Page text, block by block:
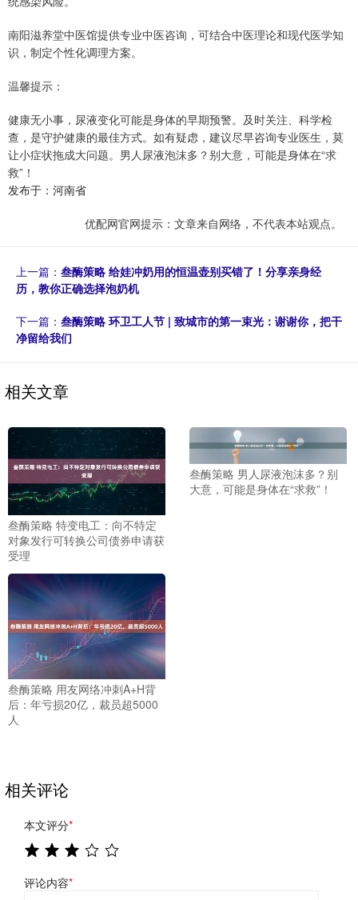
南阳滋养堂中医馆提供专业中医咨询，可结合中医理论和现代医学知
识，制定个性化调理方案。
温馨提示：
健康无小事，尿液变化可能是身体的早期预警。及时关注、科学检
查，是守护健康的最佳方式。如有疑虑，建议尽早咨询专业医生，莫
让小症状拖成大问题。男人尿液泡沫多？别大意，可能是身体在“求
救”！
发布于：河南省
优配网官网提示：文章来自网络，不代表本站观点。
上一篇： 叁酶策略 给娃冲奶用的恒温壶别买错了！分享亲身经
历，教你正确选择泡奶机
下一篇： 叁酶策略 环卫工人节 | 致城市的第一束光：谢谢你，把干
净留给我们
相关文章
叁酶策略 特变电工：向不特定
对象发行可转换公司债券申请获
受理
叁酶策略 男人尿液泡沫多？别
大意，可能是身体在“求救”！
叁酶策略 用友网络冲刺A+H背
后：年亏损20亿，裁员超5000
人
相关评论
本文评分*
评论内容*